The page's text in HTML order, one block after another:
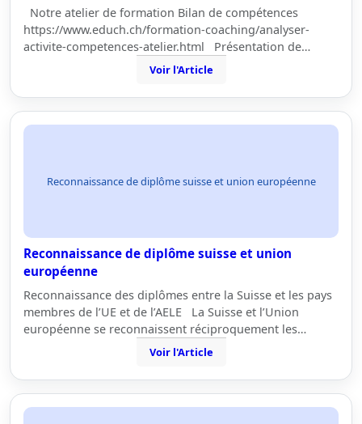
Notre atelier de formation Bilan de compétences
https://www.educh.ch/formation-coaching/analyser-
activite-competences-atelier.html Présentation de…
Voir l'Article
Reconnaissance de diplôme suisse et union européenne
Reconnaissance de diplôme suisse et union
européenne
Reconnaissance des diplômes entre la Suisse et les pays
membres de l’UE et de l’AELE La Suisse et l’Union
européenne se reconnaissent réciproquement les…
Voir l'Article